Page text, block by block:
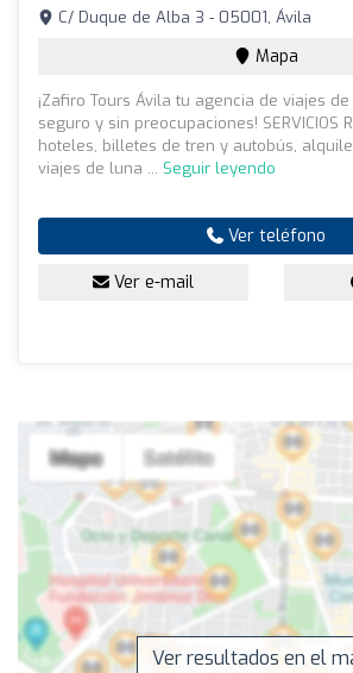
C/ Duque de Alba 3 - 05001, Ávila
Mapa
¡Zafiro Tours Ávila tu agencia de viajes de
seguro y sin preocupaciones! SERVICIOS
hoteles, billetes de tren y autobús,
viajes de luna ... Seguir leyendo
Ver teléfono
Ver e-mail
Ver resultados en el